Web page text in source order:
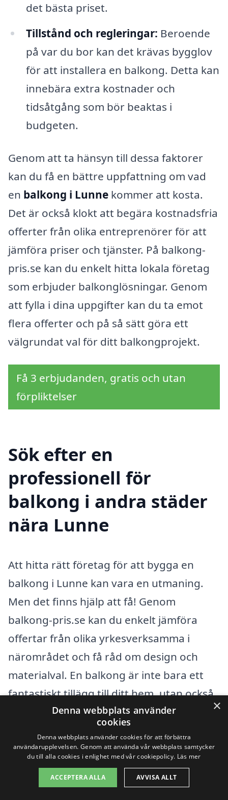
det bästa priset.
Tillstånd och regleringar: Beroende
på var du bor kan det krävas bygglov
för att installera en balkong. Detta kan
innebära extra kostnader och
tidsåtgång som bör beaktas i
budgeten.
Genom att ta hänsyn till dessa faktorer
kan du få en bättre uppfattning om vad
en balkong i Lunne kommer att kosta.
Det är också klokt att begära kostnadsfria
offerter från olika entreprenörer för att
jämföra priser och tjänster. På balkong-
pris.se kan du enkelt hitta lokala företag
som erbjuder balkonglösningar. Genom
att fylla i dina uppgifter kan du ta emot
flera offerter och på så sätt göra ett
välgrundat val för ditt balkongprojekt.
Få 3 erbjudanden, gratis och utan
förpliktelser
Sök efter en
professionell för
balkong i andra städer
nära Lunne
Att hitta rätt företag för att bygga en
balkong i Lunne kan vara en utmaning.
Men det finns hjälp att få! Genom
balkong-pris.se kan du enkelt jämföra
offertar från olika yrkesverksamma i
närområdet och få råd om design och
materialval. En balkong är inte bara ett
fantastiskt tillägg till ditt hem, utan också
ett sätt att njuta av omgivningen och
skapa en plats för avkoppling.
När du letar efter en entreprenör för
balkong i Lunne, kan det vara intressant
×
Denna webbplats använder
cookies
Denna webbplats använder cookies för att förbättra
användarupplevelsen. Genom att använda vår webbplats samtycker
du till alla cookies i enlighet med vår cookiepolicy. Läs mer
ACCEPTERA ALLA AVVISA ALLT